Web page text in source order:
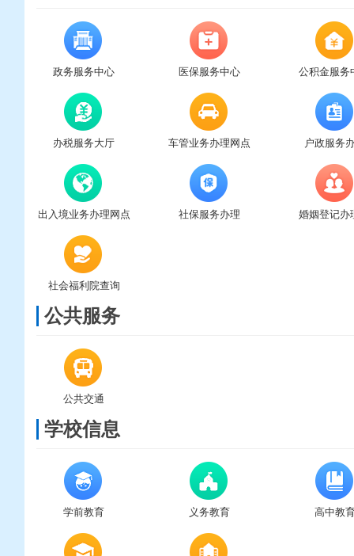
政务服务中心 医保服务中心 公积金服务
办税服务大厅 车管业务办理网点 户政服务
出入境业务办理网点 社保服务办理 婚姻登记办
社会福利院查询
公共服务
公共交通
学校信息
学前教育 义务教育 高中教